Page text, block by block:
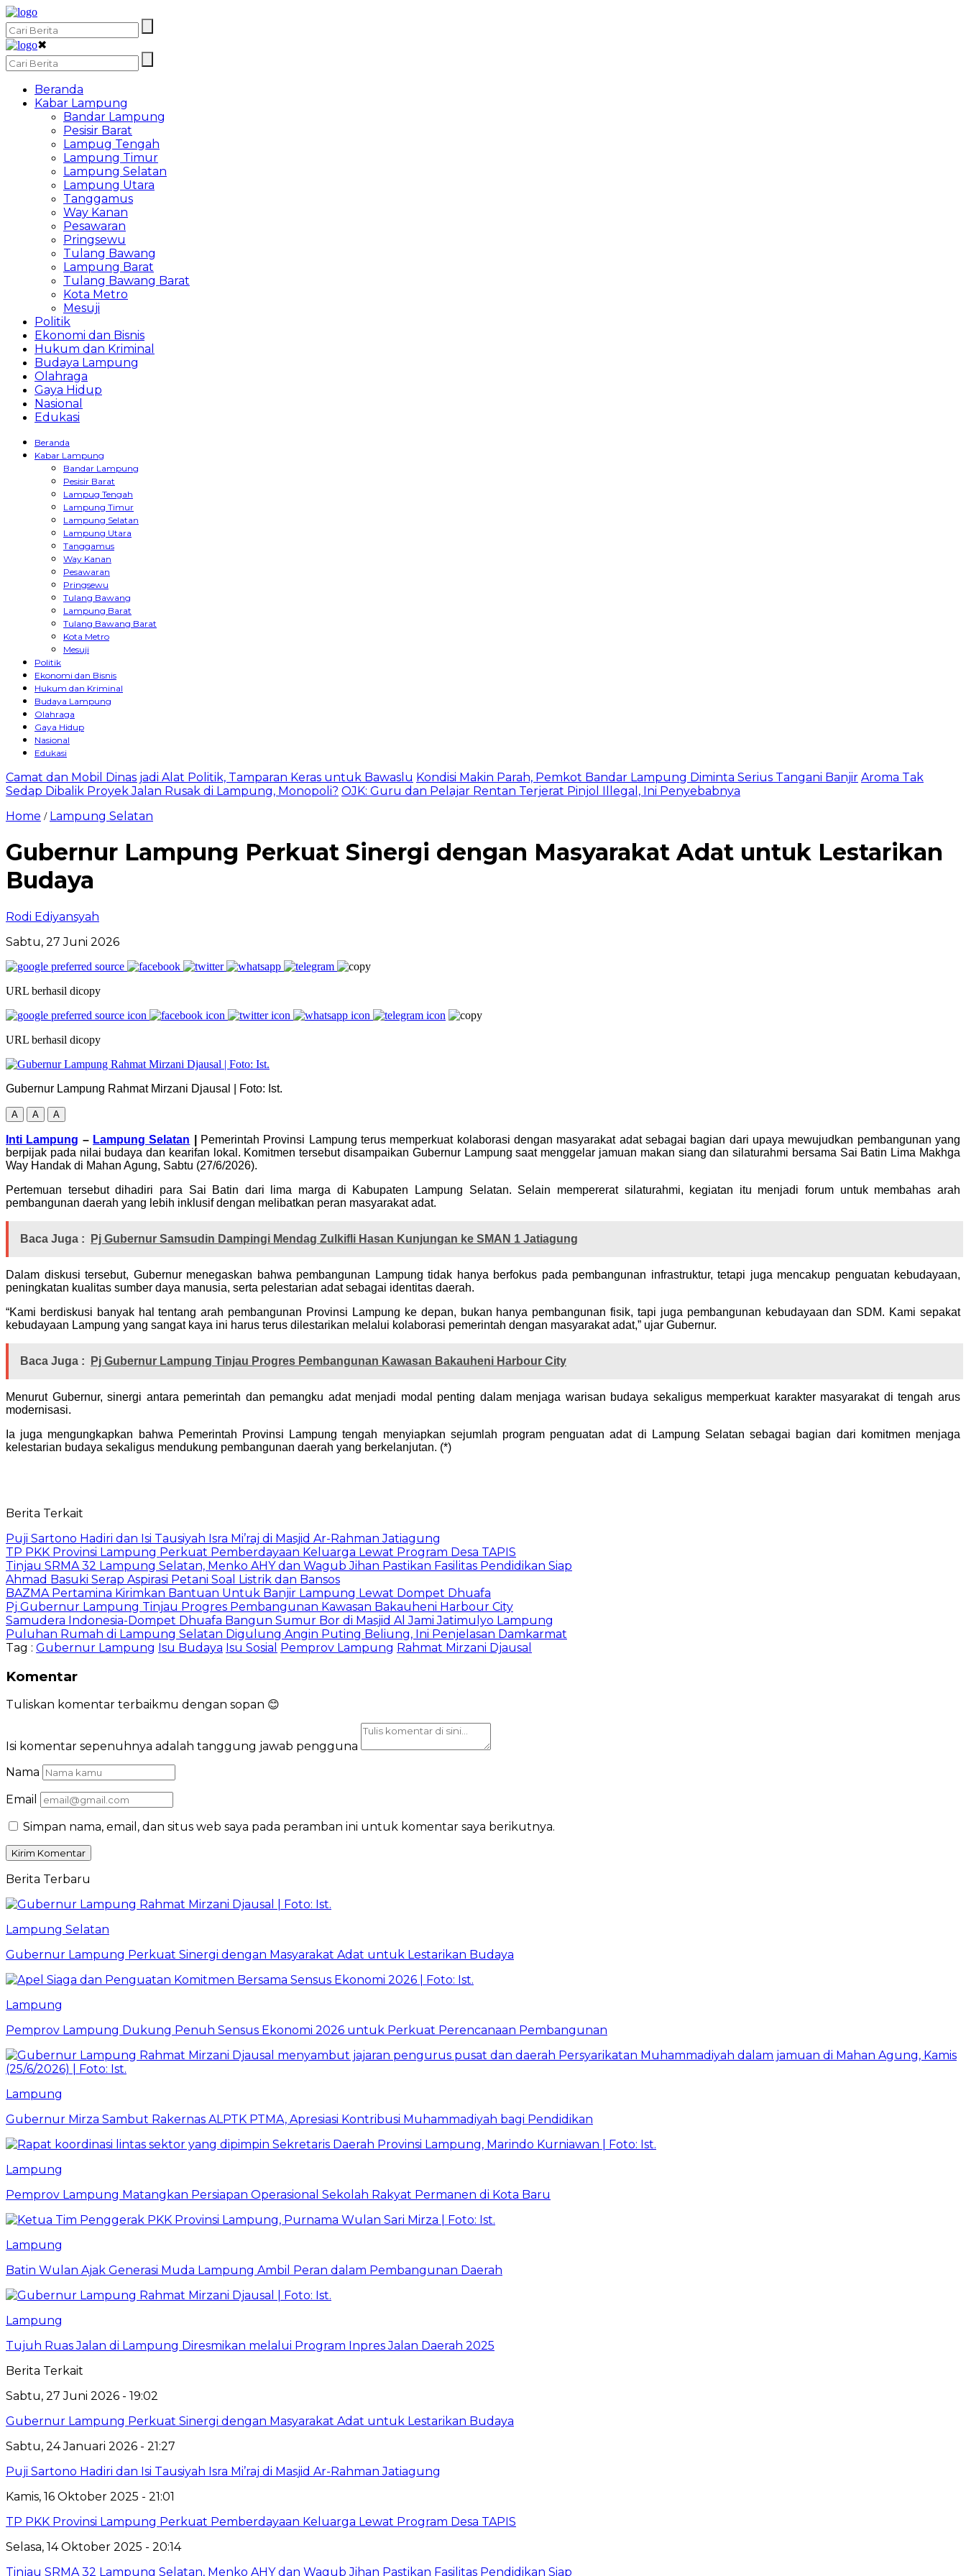
✖
Beranda
Kabar Lampung
Bandar Lampung
Pesisir Barat
Lampug Tengah
Lampung Timur
Lampung Selatan
Lampung Utara
Tanggamus
Way Kanan
Pesawaran
Pringsewu
Tulang Bawang
Lampung Barat
Tulang Bawang Barat
Kota Metro
Mesuji
Politik
Ekonomi dan Bisnis
Hukum dan Kriminal
Budaya Lampung
Olahraga
Gaya Hidup
Nasional
Edukasi
Beranda
Kabar Lampung
Bandar Lampung
Pesisir Barat
Lampug Tengah
Lampung Timur
Lampung Selatan
Lampung Utara
Tanggamus
Way Kanan
Pesawaran
Pringsewu
Tulang Bawang
Lampung Barat
Tulang Bawang Barat
Kota Metro
Mesuji
Politik
Ekonomi dan Bisnis
Hukum dan Kriminal
Budaya Lampung
Olahraga
Gaya Hidup
Nasional
Edukasi
Camat dan Mobil Dinas jadi Alat Politik, Tamparan Keras untuk Bawaslu Kondisi Makin Parah, Pemkot Bandar Lampung Diminta Serius Tangani Banjir Aroma Tak
Sedap Dibalik Proyek Jalan Rusak di Lampung, Monopoli? OJK: Guru dan Pelajar Rentan Terjerat Pinjol Illegal, Ini Penyebabnya
Home / Lampung Selatan
Gubernur Lampung Perkuat Sinergi dengan Masyarakat Adat untuk Lestarikan
Budaya
Rodi Ediyansyah
Sabtu, 27 Juni 2026
URL berhasil dicopy
URL berhasil dicopy
Gubernur Lampung Rahmat Mirzani Djausal | Foto: Ist.
A A A
Inti Lampung – Lampung Selatan
Pemerintah Provinsi Lampung terus memperkuat kolaborasi dengan masyarakat adat sebagai bagian dari upaya mewujudkan pembangunan yang
berpijak pada nilai budaya dan kearifan lokal. Komitmen tersebut disampaikan Gubernur Lampung saat menggelar jamuan makan siang dan silaturahmi bersama Sai Batin Lima Makhga
Way Handak di Mahan Agung, Sabtu (27/6/2026).
Pertemuan tersebut dihadiri para Sai Batin dari lima marga di Kabupaten Lampung Selatan. Selain mempererat silaturahmi, kegiatan itu menjadi forum untuk membahas arah
pembangunan daerah yang lebih inklusif dengan melibatkan peran masyarakat adat.
Baca Juga : Pj Gubernur Samsudin Dampingi Mendag Zulkifli Hasan Kunjungan ke SMAN 1 Jatiagung
Dalam diskusi tersebut, Gubernur menegaskan bahwa pembangunan Lampung tidak hanya berfokus pada pembangunan infrastruktur, tetapi juga mencakup penguatan kebudayaan,
peningkatan kualitas sumber daya manusia, serta pelestarian adat sebagai identitas daerah.
“Kami berdiskusi banyak hal tentang arah pembangunan Provinsi Lampung ke depan, bukan hanya pembangunan fisik, tapi juga pembangunan kebudayaan dan SDM. Kami sepakat
kebudayaan Lampung yang sangat kaya ini harus terus dilestarikan melalui kolaborasi pemerintah dengan masyarakat adat,” ujar Gubernur.
Baca Juga : Pj Gubernur Lampung Tinjau Progres Pembangunan Kawasan Bakauheni Harbour City
Menurut Gubernur, sinergi antara pemerintah dan pemangku adat menjadi modal penting dalam menjaga warisan budaya sekaligus memperkuat karakter masyarakat di tengah arus
modernisasi.
Ia juga mengungkapkan bahwa Pemerintah Provinsi Lampung tengah menyiapkan sejumlah program penguatan adat di Lampung Selatan sebagai bagian dari komitmen menjaga
kelestarian budaya sekaligus mendukung pembangunan daerah yang berkelanjutan. (*)
Berita Terkait
Puji Sartono Hadiri dan Isi Tausiyah Isra Mi’raj di Masjid Ar-Rahman Jatiagung
TP PKK Provinsi Lampung Perkuat Pemberdayaan Keluarga Lewat Program Desa TAPIS
Tinjau SRMA 32 Lampung Selatan, Menko AHY dan Wagub Jihan Pastikan Fasilitas Pendidikan Siap
Ahmad Basuki Serap Aspirasi Petani Soal Listrik dan Bansos
BAZMA Pertamina Kirimkan Bantuan Untuk Banjir Lampung Lewat Dompet Dhuafa
Pj Gubernur Lampung Tinjau Progres Pembangunan Kawasan Bakauheni Harbour City
Samudera Indonesia-Dompet Dhuafa Bangun Sumur Bor di Masjid Al Jami Jatimulyo Lampung
Puluhan Rumah di Lampung Selatan Digulung Angin Puting Beliung, Ini Penjelasan Damkarmat
Tag : Gubernur Lampung Isu Budaya Isu Sosial Pemprov Lampung Rahmat Mirzani Djausal
Komentar
Tuliskan komentar terbaikmu dengan sopan 😊
Isi komentar sepenuhnya adalah tanggung jawab pengguna
Nama
Email
Simpan nama, email, dan situs web saya pada peramban ini untuk komentar saya berikutnya.
Berita Terbaru
Lampung Selatan
Gubernur Lampung Perkuat Sinergi dengan Masyarakat Adat untuk Lestarikan Budaya
Lampung
Pemprov Lampung Dukung Penuh Sensus Ekonomi 2026 untuk Perkuat Perencanaan Pembangunan
Lampung
Gubernur Mirza Sambut Rakernas ALPTK PTMA, Apresiasi Kontribusi Muhammadiyah bagi Pendidikan
Lampung
Pemprov Lampung Matangkan Persiapan Operasional Sekolah Rakyat Permanen di Kota Baru
Lampung
Batin Wulan Ajak Generasi Muda Lampung Ambil Peran dalam Pembangunan Daerah
Lampung
Tujuh Ruas Jalan di Lampung Diresmikan melalui Program Inpres Jalan Daerah 2025
Berita Terkait
Sabtu, 27 Juni 2026 - 19:02
Gubernur Lampung Perkuat Sinergi dengan Masyarakat Adat untuk Lestarikan Budaya
Sabtu, 24 Januari 2026 - 21:27
Puji Sartono Hadiri dan Isi Tausiyah Isra Mi’raj di Masjid Ar-Rahman Jatiagung
Kamis, 16 Oktober 2025 - 21:01
TP PKK Provinsi Lampung Perkuat Pemberdayaan Keluarga Lewat Program Desa TAPIS
Selasa, 14 Oktober 2025 - 20:14
Tinjau SRMA 32 Lampung Selatan, Menko AHY dan Wagub Jihan Pastikan Fasilitas Pendidikan Siap